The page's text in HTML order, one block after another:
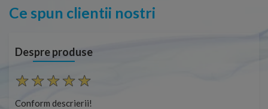
Ce spun clientii nostri
Despre produse
Conform descrierii!